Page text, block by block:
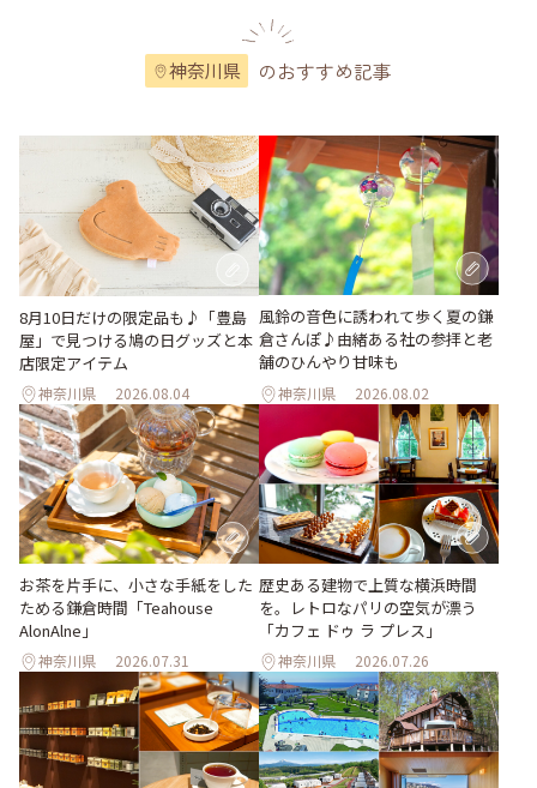
神奈川県 のおすすめ記事
8月10日だけの限定品も♪「豊島
屋」で見つける鳩の日グッズと本
店限定アイテム
神奈川県 2026.08.04
風鈴の音色に誘われて歩く夏の鎌
倉さんぽ♪由緒ある社の参拝と老
舗のひんやり甘味も
神奈川県 2026.08.02
お茶を片手に、小さな手紙をした
ためる鎌倉時間「Teahouse
AlonAlne」
神奈川県 2026.07.31
歴史ある建物で上質な横浜時間
を。レトロなパリの空気が漂う
「カフェ ドゥ ラ プレス」
神奈川県 2026.07.26